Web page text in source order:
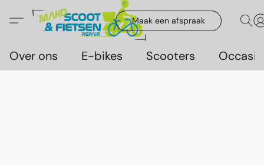
Maak een afspraak
Over ons E-bikes Scooters